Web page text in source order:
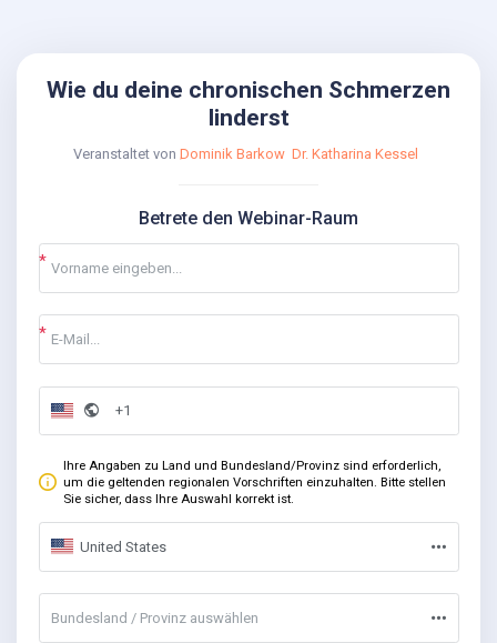
Wie du deine chronischen Schmerzen
linderst
Veranstaltet von Dominik Barkow Dr. Katharina Kessel
Betrete den Webinar-Raum
Ihre Angaben zu Land und Bundesland/Provinz sind erforderlich,
um die geltenden regionalen Vorschriften einzuhalten. Bitte stellen
Sie sicher, dass Ihre Auswahl korrekt ist.
United States
Bundesland / Provinz auswählen